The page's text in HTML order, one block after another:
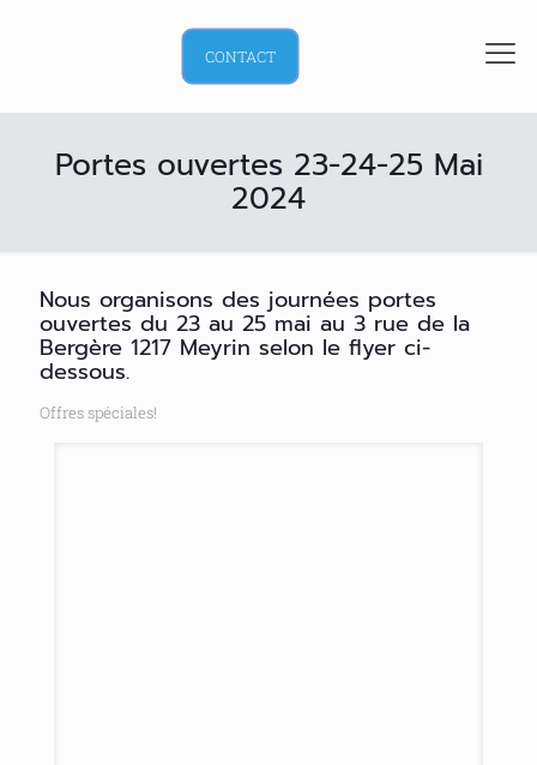
CONTACT
Portes ouvertes 23-24-25 Mai
2024
Nous organisons des journées portes
ouvertes du 23 au 25 mai au 3 rue de la
Bergère 1217 Meyrin selon le flyer ci-
dessous.
Offres spéciales!